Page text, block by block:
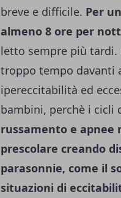
breve e difficile. Per
almeno 8 ore per
letto sempre più tardi.
troppo tempo davanti
ipereccitabilità ed
bambini, perchè i cicli
russamento e apnee
prescolare creando
parasonnie, come il
situazioni di